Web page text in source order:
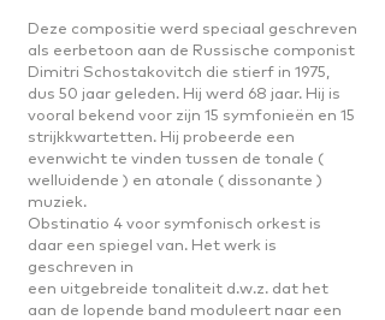
Deze compositie werd speciaal geschreven
als eerbetoon aan de Russische componist
Dimitri Schostakovitch die stierf in 1975,
dus 50 jaar geleden. Hij werd 68 jaar. Hij is
vooral bekend voor zijn 15 symfonieën en 15
strijkkwartetten. Hij probeerde een
evenwicht te vinden tussen de tonale (
welluidende ) en atonale ( dissonante )
muziek.
Obstinatio 4 voor symfonisch orkest is
daar een spiegel van. Het werk is
geschreven in
een uitgebreide tonaliteit d.w.z. dat het
aan de lopende band moduleert naar een